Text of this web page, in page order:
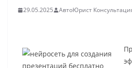
29.05.2025 АвтоЮрист